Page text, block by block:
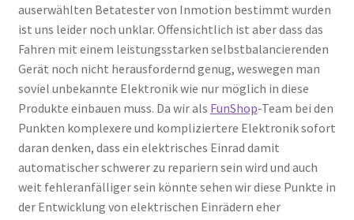
auserwählten Betatester von Inmotion bestimmt wurden
ist uns leider noch unklar. Offensichtlich ist aber dass das
Fahren mit einem leistungsstarken selbstbalancierenden
Gerät noch nicht herausfordernd genug, weswegen man
soviel unbekannte Elektronik wie nur möglich in diese
Produkte einbauen muss. Da wir als FunShop-Team bei den
Punkten komplexere und kompliziertere Elektronik sofort
daran denken, dass ein elektrisches Einrad damit
automatischer schwerer zu repariern sein wird und auch
weit fehleranfälliger sein könnte sehen wir diese Punkte in
der Entwicklung von elektrischen Einrädern eher